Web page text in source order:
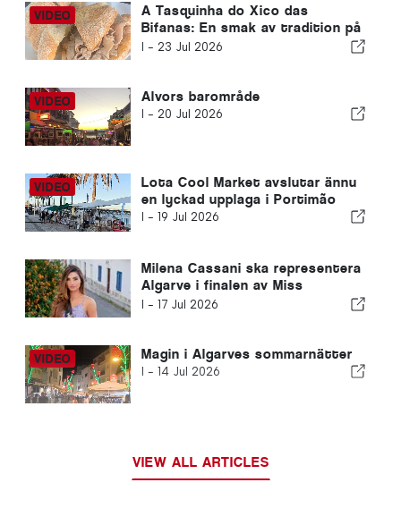
A Tasquinha do Xico das
Bifanas: En smak av tradition på
marknaden i Armação de Pêra
I - 23 Jul 2026
Alvors barområde
I - 20 Jul 2026
Lota Cool Market avslutar ännu
en lyckad upplaga i Portimão
I - 19 Jul 2026
Milena Cassani ska representera
Algarve i finalen av Miss
Portugal
I - 17 Jul 2026
Magin i Algarves sommarnätter
I - 14 Jul 2026
VIEW ALL ARTICLES